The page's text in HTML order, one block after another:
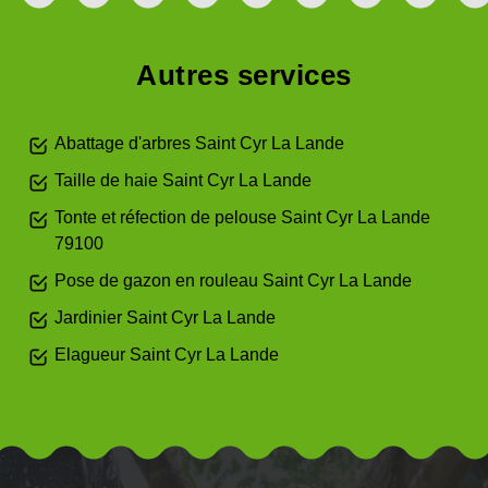
Autres services
Abattage d'arbres Saint Cyr La Lande
Taille de haie Saint Cyr La Lande
Tonte et réfection de pelouse Saint Cyr La Lande
79100
Pose de gazon en rouleau Saint Cyr La Lande
Jardinier Saint Cyr La Lande
Elagueur Saint Cyr La Lande